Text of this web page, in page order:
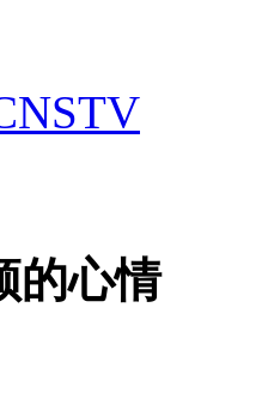
点
的心情